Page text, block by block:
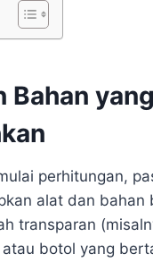
Bahan yang
perhitungan,
alat dan bahan
transparan
atau botol yang